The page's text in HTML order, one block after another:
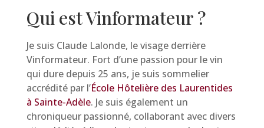
Qui est Vinformateur ?
Je suis Claude Lalonde, le visage derrière
Vinformateur. Fort d’une passion pour le vin
qui dure depuis 25 ans, je suis sommelier
accrédité par l’École Hôtelière des Laurentides
à Sainte-Adèle. Je suis également un
chroniqueur passionné, collaborant avec divers